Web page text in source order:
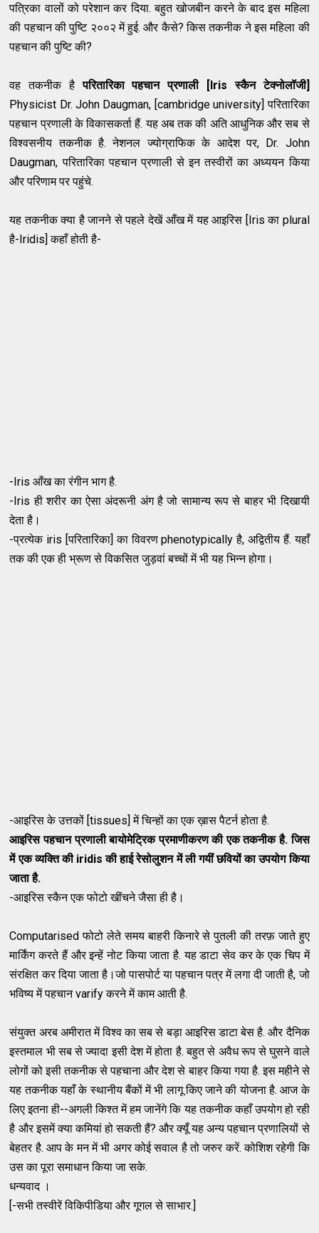
पत्रिका वालों को परेशान कर दिया. बहुत खोजबीन करने के बाद इस महिला
की पहचान की पुष्टि २००२ में हुई. और कैसे? किस तकनीक ने इस महिला की
पहचान की पुष्टि की?
वह तकनीक हैपरितारिका पहचान प्रणाली [Iris स्कैन टेक्नोलॉजी]
Physicist Dr. John Daugman, [cambridge university] परितारिका
पहचान प्रणाली के विकासकर्ता हैं. यह अब तक की अति आधुनिक और सब से
विश्वसनीय तकनीक है. नेशनल ज्योग्राफिक के आदेश पर, Dr. John
Daugman, परितारिका पहचान प्रणाली से इन तस्वीरों का अध्ययन किया
और परिणाम पर पहुंचे.
यह तकनीक क्या है जानने से पहले देखें आँख में यह आइरिस
[Iris का plural
है-Iridis]कहाँ होती है-
-Iris आँख का रंगीन भाग है.
-Iris ही शरीर का ऐसा अंदरूनी अंग है जो सामान्य रूप से बाहर भी दिखायी
देता है।
-प्रत्येक iris [परितारिका] का विवरण phenotypically है, अद्वितीय हैं. यहाँ
तक की एक ही भ्रूण से विकसित जुड़वां बच्चों में भी यह भिन्न होगा।
-आइरिस के उत्तकों [tissues] में चिन्होंकाएक ख़ास पैटर्न होता है.
आइरिस पहचान प्रणाली बायोमेट्रिक प्रमाणीकरण की एक तकनीक है. जिस
में एक व्यक्ति की iridis की हाई रेसोलुशन में ली गयीं छवियों का उपयोग किया
जाता है.
-आइरिस स्कैन एक फोटो खींचने जैसा ही है।
Computarised फोटो लेते समयबाहरी किनारे से पुतली की तरफ़ जाते हुए
मार्किंग करते हैं और इन्हें नोट किया जाता है. यह डाटा सेव कर के एक चिप में
संरक्षित कर दिया जाता है।जो पासपोर्ट या पहचान पत्र में लगा दी जाती है, जो
भविष्य में पहचान varify करने में काम आती है.
संयुक्त अरब अमीरात में विश्व का सब से बड़ा आइरिस डाटा बेस है. और दैनिक
इस्तमाल भी सब से ज्यादा इसी देश में होता है. बहुत से अवैध रूप से घुसने वाले
लोगों को इसी तकनीक से पहचाना और देश से बाहर किया गया है. इस महीने से
यह तकनीक यहाँ के स्थानीय बैंकों में भी लागू किए जाने की योजना है. आज के
लिए इतना ही--अगली किश्त में हम जानेंगे कि यह तकनीक कहाँ उपयोग हो रही
है और इसमें क्या कमियां हो सकती हैं? और क्यूँ यह अन्य पहचान प्रणालियों से
बेहतर है. आप के मन में भी अगर कोई सवाल है तो जरुर करें. कोशिश रहेगी कि
उस का पूरा समाधान किया जा सके.
धन्यवाद ।
[-सभी तस्वीरें विकिपीडिया और गूगल से साभार.]